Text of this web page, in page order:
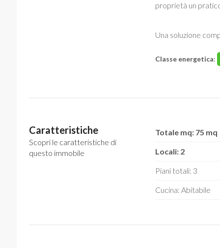
proprietà un
Una soluzione
Classe energetica:
Caratteristiche
Scopri le caratteristiche di
questo immobile
Totale mq: 75 mq
Locali: 2
Piani totali: 3
Cucina: Abitabile